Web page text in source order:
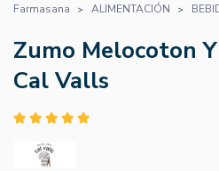
Farmasana ALIMENTACIÓN
Zumo Melocoton
Cal Valls